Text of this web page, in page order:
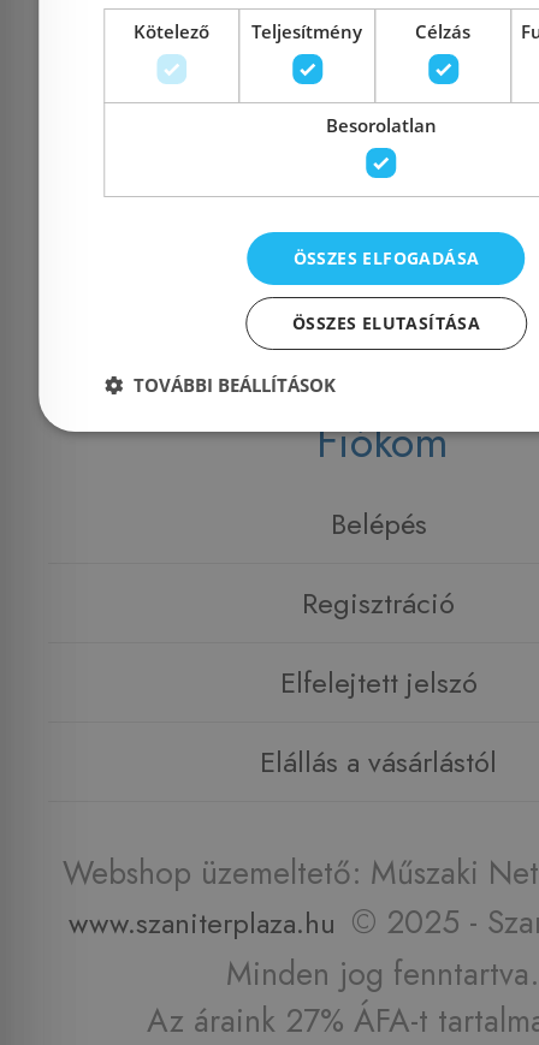
Nyitvatartás:
Hétfő - Péntek: 9-17 ::
2026. 08.08. ZÁRVA
06 20 994 0447
E-mail:
info@szaniterplaza.hu
Fiókom
Belépés
Regisztráció
Elfelejtett jelszó
Elállás a vásárlástól
Webshop üzemeltető: Műszaki
www.szaniterplaza.hu © 2025 -
Minden jog fenntartva.
Az áraink 27% ÁFA-t
Kötelező Teljesítmény Célzás
Besorolatlan
ÖSSZES ELFOGADÁSA
ÖSSZES ELUTASÍTÁSA
TOVÁBBI BEÁLLÍTÁSOK